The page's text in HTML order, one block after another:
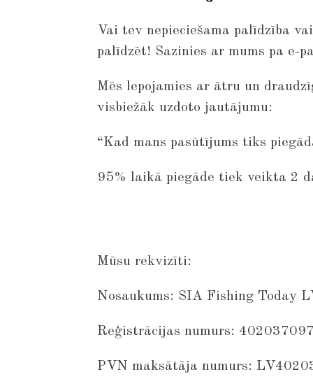
Vai tev nepieciešama palīdzība
palīdzēt! Sazinies ar mums pa e-
Mēs lepojamies ar ātru un
visbiežāk uzdoto jautājumu:
“Kad mans pasūtījums tiks
95% laikā piegāde tiek veikta 2
Mūsu rekvizīti:
Nosaukums: SIA Fishing Today
Reģistrācijas numurs:
PVN maksātāja numurs: